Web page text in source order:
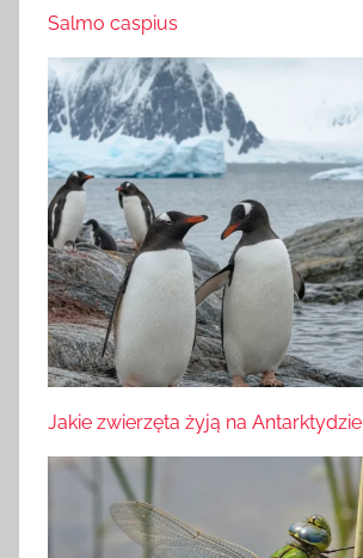
Salmo caspius
Jakie zwierzęta żyją na Antarktydzie